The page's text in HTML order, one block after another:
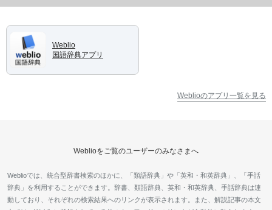
Weblio
国語辞典アプリ
Weblioのアプリ一覧を見る
Weblioをご覧のユーザーのみなさまへ
Weblioでは、統合型辞書検索のほかに、「類語辞典」や「英和・和英辞典」、「手話
辞典」を利用することができます。辞書、類語辞典、英和・和英辞典、手話辞典は連
動しており、それぞれの検索結果へのリンクが表示されます。また、解説記事の本文